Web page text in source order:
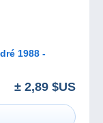
1988 -
± 2,89 $US